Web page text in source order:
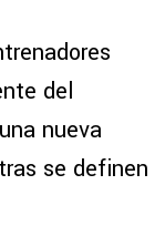
del
nueva
se definen